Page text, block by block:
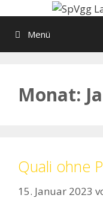
springen
Menü
Monat:
Quali ohne
15. Januar 2023